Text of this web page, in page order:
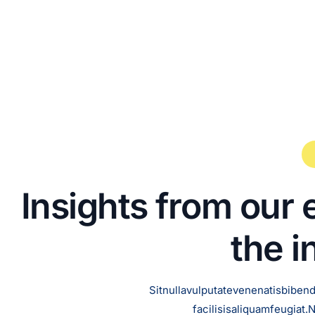
Insightsfrom our
the i
Sitnullavulputatevenenatis
facilisisaliquamfeugiat.